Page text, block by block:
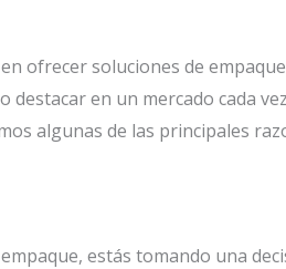
ofrecer soluciones de
en un mercado cada
algunas de las principales
estás tomando una